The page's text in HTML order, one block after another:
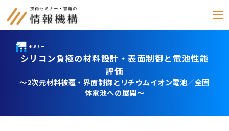
セミナー
書籍
(テキスト郵送)
シリコン負極の材料設計・表面制御と電池性能
評価
～2次元材料被覆・界面制御とリチウムイオン電池／全固
体電池への展開～